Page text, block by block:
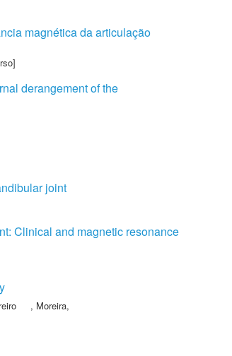
magnética da articulação
derangement of the
joint
Clinical and magnetic resonance
, Moreira,